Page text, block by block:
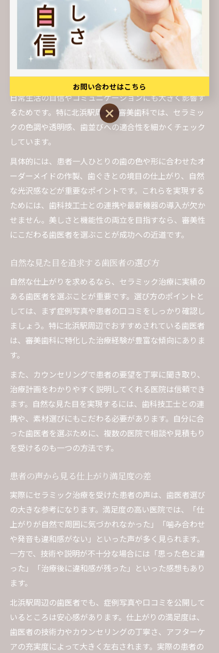
です。医院選びの際は、医師の技術や症例実績をしっか
り確認することが、満足度の高い治療に繋がります。
セラミック治療で重要な審美性のポイント
セラミック治療において審美性は最も重視される要素の
一つです。なぜなら、見た目が自然かつ美しいことは、
日常生活の自信やコミュニケーションにも大きく影響す
るためです。特に北浜駅周辺の審美歯科では、セラミッ
クの色調や透明感、歯並びへの適合性を細かくチェック
しています。
具体的には、患者一人ひとりの歯の色や形に合わせたオ
ーダーメイドの作製、歯ぐきとの境目の仕上がり、自然
な光沢感などが重要なポイントです。これらを実現する
ためには、歯科技工士との連携や最新機器の導入が欠か
せません。美しさと機能性の両立を目指すなら、審美性
にこだわる歯医者を選ぶことが成功への近道です。
自然な見た目を追求する歯医者の選び方
自然な仕上がりを求めるなら、セラミック治療に実績の
ある歯医者を選ぶことが重要です。選び方のポイントと
しては、まず症例写真や患者の口コミをしっかり確認し
ましょう。特に北浜駅周辺でおすすめされている歯医者
は、審美歯科に特化した治療経験が豊富な傾向にありま
す。
また、カウンセリングで患者の要望を丁寧に聞き取り、
治療計画をわかりやすく説明してくれる医院は信頼でき
ます。自然な見た目を実現するには、歯科技工士との連
携や、素材選びにもこだわる必要があります。自分に合
った歯医者を選ぶために、複数の医院で相談や見積もり
を受けるのも一つの方法です。
患者の声から見る仕上がり満足度の差
実際にセラミック治療を受けた患者の声は、歯医者選び
の大きな参考になります。満足度の高い医院では、「仕
上がりが自然で周囲に気づかれなかった」「噛み合わせ
や発音も違和感がない」といった声が多く見られます。
一方で、技術や説明が不十分な場合には「思った色と違
った」「治療後に違和感が残った」といった感想もあり
ます。
北浜駅周辺の歯医者でも、症例写真や口コミを公開して
いるところは安心感があります。仕上がりの満足度は、
歯医者の技術力やカウンセリングの丁寧さ、アフターケ
アの充実度によって大きく左右されます。実際の患者の
お問い合わせはこちら
お問い合わせはこちら